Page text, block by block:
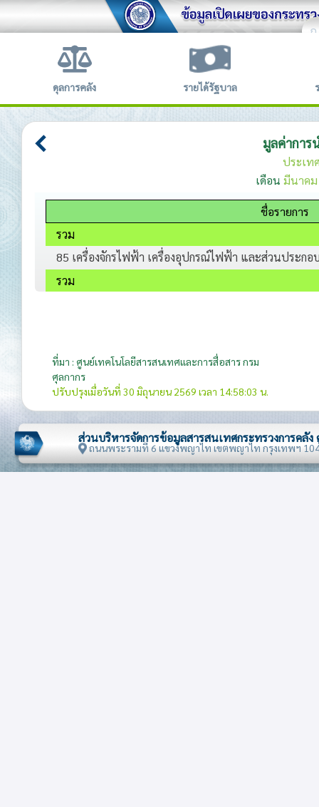
ก
ดุลการคลัง รายได้รัฐบาล
มูลค่าการ
ประเท
เดือน มีนาค
ชื่อรายการ
รวม
85 เครื่องจักรไฟฟ้า เครื่องอุปกรณ์ไฟฟ้า และส่วนประกอ
รวม
ที่มา : ศูนย์เทคโนโลยีสารสนเทศและการสื่อสาร กรม
ศุลกากร
ปรับปรุงเมื่อวันที่ 30 มิถุนายน 2569 เวลา 14:58:03 น.
ส่วนบริหารจัดการข้อมูลสารสนเทศกระทรวงการคลั
ถนนพระรามที่ 6 แขวงพญาไท เขตพญาไท กรุงเทพฯ